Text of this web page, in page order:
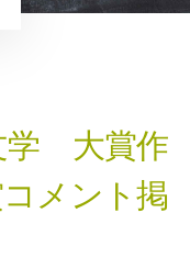
学 大賞作
メント掲